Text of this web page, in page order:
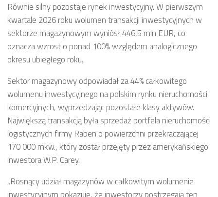
Równie silny pozostaje rynek inwestycyjny. W pierwszym
kwartale 2026 roku wolumen transakcji inwestycyjnych w
sektorze magazynowym wyniósł 446,5 mln EUR, co
oznacza wzrost o ponad 100% względem analogicznego
okresu ubiegłego roku.
Sektor magazynowy odpowiadał za 44% całkowitego
wolumenu inwestycyjnego na polskim rynku nieruchomości
komercyjnych, wyprzedzając pozostałe klasy aktywów.
Największą transakcją była sprzedaż portfela nieruchomości
logistycznych firmy Raben o powierzchni przekraczającej
170 000 mkw., który został przejęty przez amerykańskiego
inwestora W.P. Carey.
„Rosnący udział magazynów w całkowitym wolumenie